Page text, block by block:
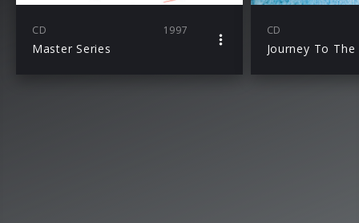
CD 1997
Master Series
CD